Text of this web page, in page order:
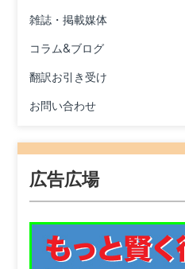
雑誌・掲載媒体
コラム&ブログ
翻訳お引き受け
お問い合わせ
広告広場